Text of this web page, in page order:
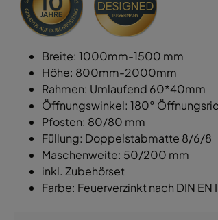
Breite: 1000mm-1500 mm
Höhe: 800mm-2000mm
Rahmen: Umlaufend 60*40mm
Öffnungswinkel: 180°
Pfosten: 80/80 mm
Füllung: Doppelstabmatte 8/6/8
Maschenweite: 50/200 mm
inkl. Zubehörset
Farbe: Feuerverzinkt nach DIN